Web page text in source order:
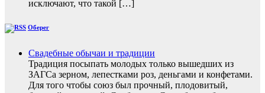
исключают, что такой […]
Оберег
Свадебные обычаи и традиции
Традиция посыпать молодых только вышедших из
ЗАГСа зерном, лепестками роз, деньгами и конфетами.
Для того чтобы союз был прочный, плодовитый,